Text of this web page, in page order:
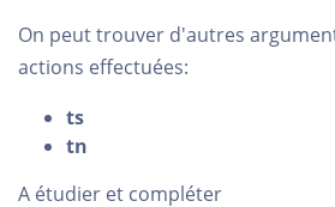
On peut trouver d'autres
actions effectuées:
ts
tn
A étudier et compléter